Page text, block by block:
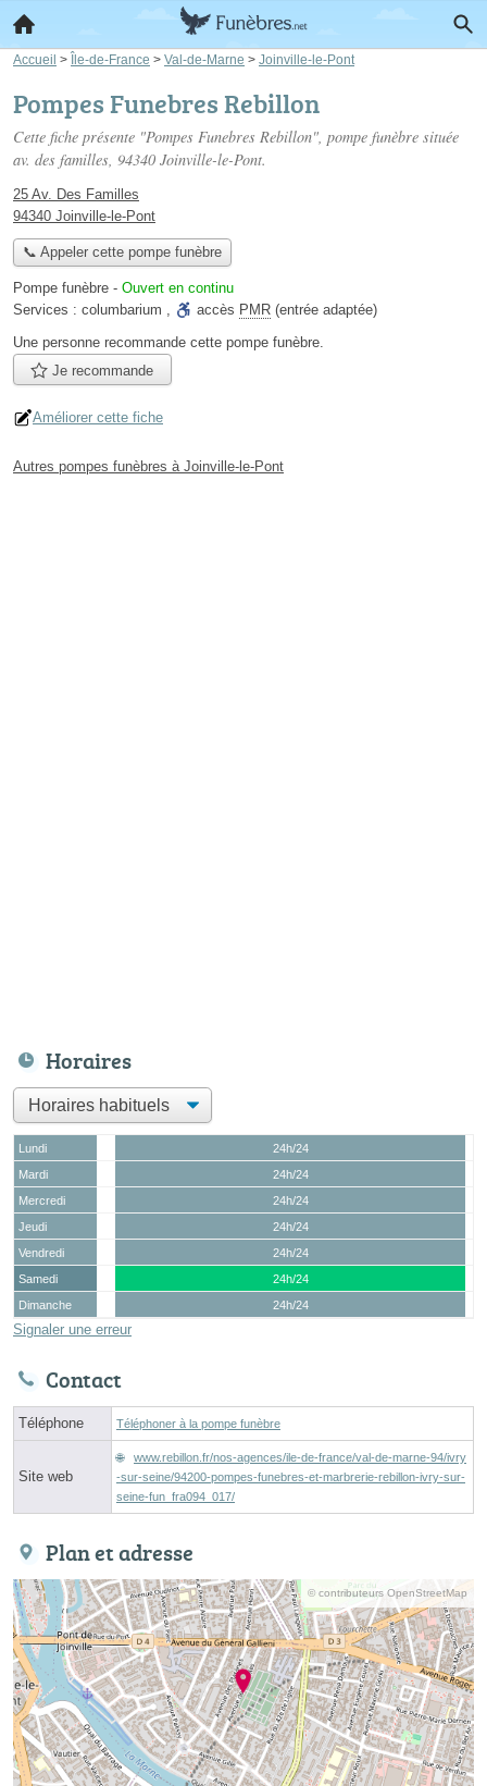
Accueil > Île-de-France > Val-de-Marne > Joinville-le-Pont
Pompes Funebres Rebillon
Cette fiche présente "Pompes Funebres Rebillon", pompe funèbre située
av. des familles, 94340 Joinville-le-Pont.
25 Av. Des Familles
94340 Joinville-le-Pont
📞 Appeler cette pompe funèbre
Pompe funèbre - Ouvert en continu
Services : columbarium , accès PMR (entrée adaptée)
Une personne recommande cette pompe funèbre.
Je recommande
Améliorer cette fiche
Autres pompes funèbres à Joinville-le-Pont
Horaires
Lundi
24h/24
Mardi
24h/24
Mercredi
24h/24
Jeudi
24h/24
Vendredi
24h/24
Samedi
24h/24
Dimanche
24h/24
Signaler une erreur
Contact
Téléphone Téléphoner à la pompe funèbre
Site web
www.rebillon.fr/nos-agences/ile-de-france/val-de-marne-94/ivry
-sur-seine/94200-pompes-funebres-et-marbrerie-rebillon-ivry-sur-
seine-fun_fra094_017/
Plan et adresse
© contributeurs OpenStreetMap